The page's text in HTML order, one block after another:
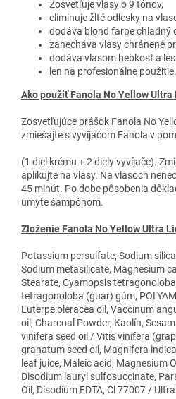
Zosvetľuje vlasy o 9 tónov,
eliminuje žlté odlesky na
dodáva blond farbe chladný
zanecháva vlasy chránené
dodáva vlasom hebkosť a
len na profesionálne použitie.
Ako použiť Fanola No Yellow Ultra
Zosvetľujúce prášok Fanola No
zmiešajte s vyvíjačom Fanola v
(1 diel krému + 2 diely vyvíjače).
aplikujte na vlasy. Na vlasoch
45 minút. Po dobe pôsobenia
umyte šampónom.
Zloženie Fanola No Yellow Ultra
Potassium persulfate, Sodium
Sodium metasilicate, Magnesium
Stearate, Cyamopsis
tetragonoloba (guar) gúm,
Euterpe oleracea oil, Vaccinum
oil, Charcoal Powder, Kaolín,
vinifera seed oil / Vitis vinifera
granatum seed oil, Magnifera
leaf juice, Maleic acid, Magnesium
Disodium lauryl sulfosuccinate,
Oil, Disodium EDTA, Cl 77007 /